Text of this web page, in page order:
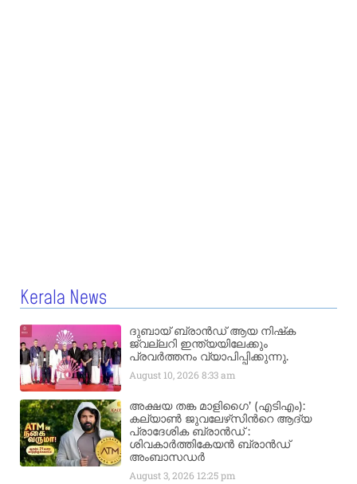
Kerala News
ദുബായ് ബ്രാൻഡ് ആയ നിഷ്‌ക
ജ്വല്ലറി ഇന്ത്യയിലേക്കും
പ്രവർത്തനം വ്യാപിപ്പിക്കുന്നു.
August 10, 20268:33 am
അക്ഷയ തങ്ക മാളിഗൈ’ (എടിഎം):
കല്യാണ്‍ ജുവലേഴ്‌സിന്‍റെ ആദ്യ
പ്രാദേശിക ബ്രാന്‍ഡ് :
ശിവകാര്‍ത്തികേയന്‍ ബ്രാന്‍ഡ്
അംബാസഡര്‍
August 3, 2026 12:25 pm